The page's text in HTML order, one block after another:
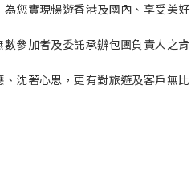
您實現暢遊香港及國內、享受美好
參加者及委託承辦包團負責人之肯
沈著心思，更有對旅遊及客戶無比